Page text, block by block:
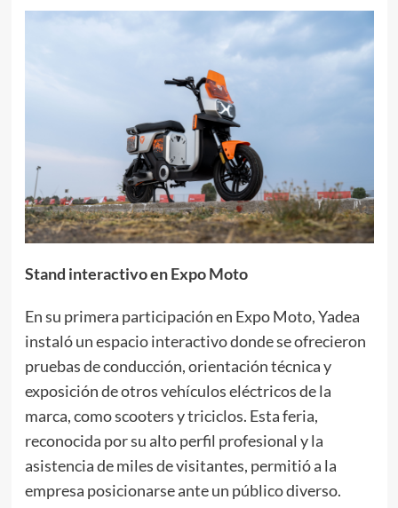
Stand interactivo en Expo Moto
En su primera participación en Expo Moto, Yadea
instaló un espacio interactivo donde se ofrecieron
pruebas de conducción, orientación técnica y
exposición de otros vehículos eléctricos de la
marca, como scooters y triciclos. Esta feria,
reconocida por su alto perfil profesional y la
asistencia de miles de visitantes, permitió a la
empresa posicionarse ante un público diverso.